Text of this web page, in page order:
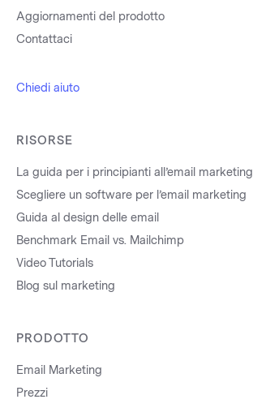
Aggiornamenti del prodotto
Contattaci
Chiedi aiuto
RISORSE
La guida per i principianti all’email marketing
Scegliere un software per l’email marketing
Guida al design delle email
Benchmark Email vs. Mailchimp
Video Tutorials
Blog sul marketing
PRODOTTO
Email Marketing
Prezzi